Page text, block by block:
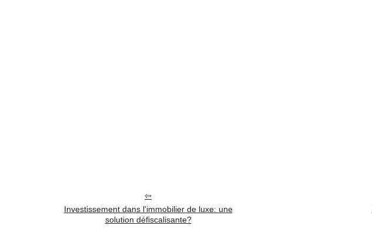
Investissement dans l'immobilier de luxe: une
solution défiscalisante?